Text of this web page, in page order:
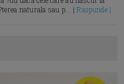
naturala sau p... |Raspunde |